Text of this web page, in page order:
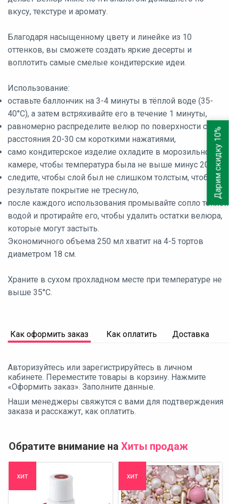
вкусу, текстуре и аромату.
Благодаря насыщенному цвету и линейке из 10
оттенков, вы сможете создать яркие десерты и
воплотить самые смелые кондитерские идеи.
Использование:
оставьте баллончик на 3-4 минуты в тёплой воде (35-
40°C), а затем встряхивайте его в течение 1 минуты,
равномерно распределите велюр по поверхности с
расстояния 20-30 см короткими нажатиями,
само кондитерское изделие охладите в морозильной
камере, чтобы температура была не выше минус 20°C,
следите, чтобы слой был не слишком толстым, чтобы в
результате покрытие не треснуло,
после каждого использования промывайте сопло теплой
водой и протирайте его, чтобы удалить остатки велюра,
которые могут застыть.
Экономичного объема 250 мл хватит на 4-5 тортов
диаметром 18 см.
Храните в сухом прохладном месте при температуре не
выше 35°С.
Как оформить заказ Как оплатить Доставка
Авторизуйтесь или зарегистрируйтесь в личном
кабинете. Переместите товары в корзину. Нажмите
«Оформить заказ». Заполните данные.
Наши менеджеры свяжутся с вами для подтверждения
заказа и расскажут, как оплатить.
Обратите внимание на Хиты продаж
хит хит
Дарим скидку 10%